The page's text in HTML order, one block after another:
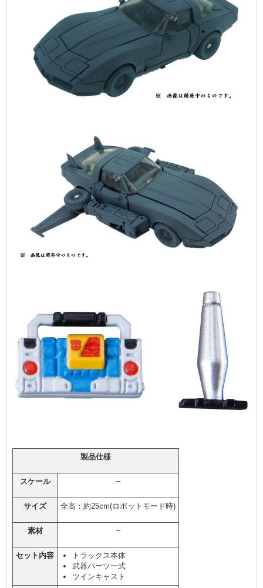
製品仕様
スケール –
サイズ 全高：約25cm(ロボットモード時)
素材 –
セット内容
トラックス本体
武器パーツ一式
ツインキャスト